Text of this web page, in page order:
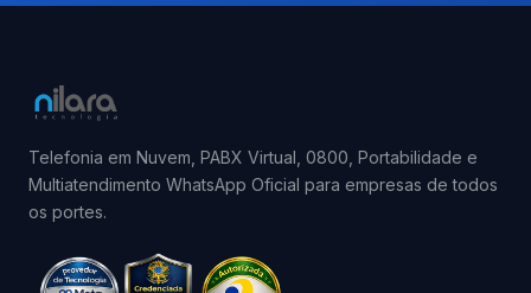
Telefonia em Nuvem, PABX Virtual, 0800, Portabilidade e
Multiatendimento WhatsApp Oficial para empresas de todos
os portes.